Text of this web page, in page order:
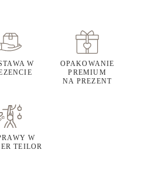
W
OPAKOWANIE
PREMIUM
NA PREZENT
W
TEILOR